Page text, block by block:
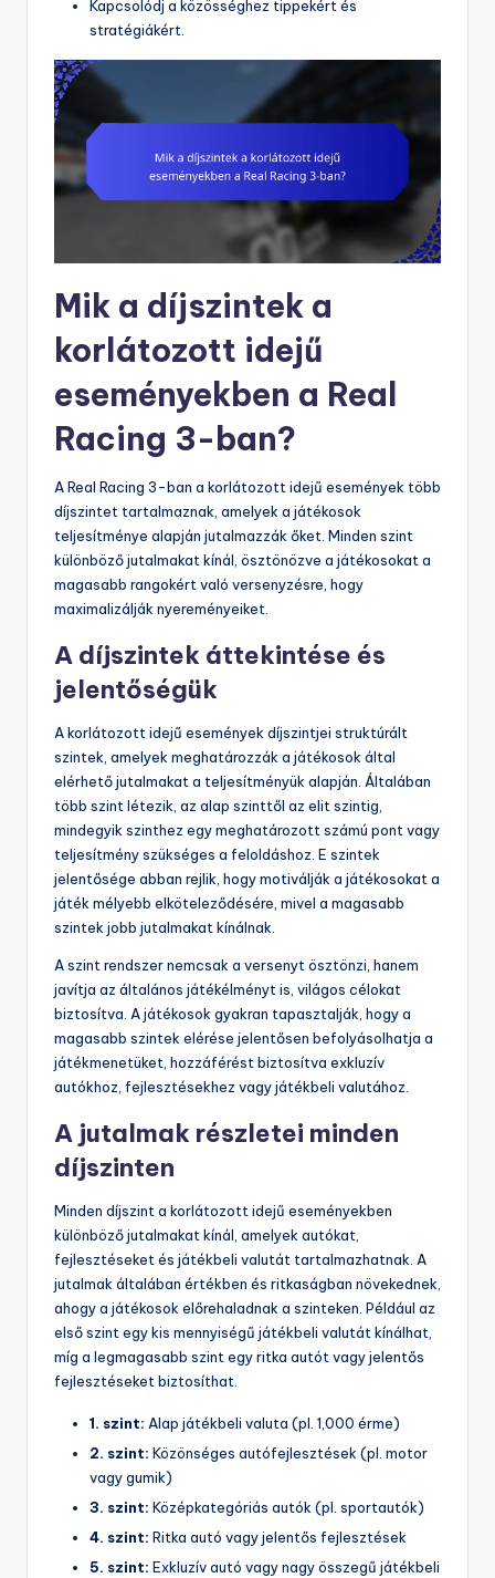
Kapcsolódj a közösséghez tippekért és
stratégiákért.
Mik a díjszintek a
korlátozott idejű
eseményekben a Real
Racing 3-ban?
A Real Racing 3-ban a korlátozott idejű események több
díjszintet tartalmaznak, amelyek a játékosok
teljesítménye alapján jutalmazzák őket. Minden szint
különböző jutalmakat kínál, ösztönözve a játékosokat a
magasabb rangokért való versenyzésre, hogy
maximalizálják nyereményeiket.
A díjszintek áttekintése és
jelentőségük
A korlátozott idejű események díjszintjei struktúrált
szintek, amelyek meghatározzák a játékosok által
elérhető jutalmakat a teljesítményük alapján. Általában
több szint létezik, az alap szinttől az elit szintig,
mindegyik szinthez egy meghatározott számú pont vagy
teljesítmény szükséges a feloldáshoz. E szintek
jelentősége abban rejlik, hogy motiválják a játékosokat a
játék mélyebb elköteleződésére, mivel a magasabb
szintek jobb jutalmakat kínálnak.
A szint rendszer nemcsak a versenyt ösztönzi, hanem
javítja az általános játékélményt is, világos célokat
biztosítva. A játékosok gyakran tapasztalják, hogy a
magasabb szintek elérése jelentősen befolyásolhatja a
játékmenetüket, hozzáférést biztosítva exkluzív
autókhoz, fejlesztésekhez vagy játékbeli valutához.
A jutalmak részletei minden
díjszinten
Minden díjszint a korlátozott idejű eseményekben
különböző jutalmakat kínál, amelyek autókat,
fejlesztéseket és játékbeli valutát tartalmazhatnak. A
jutalmak általában értékben és ritkaságban növekednek,
ahogy a játékosok előrehaladnak a szinteken. Például az
első szint egy kis mennyiségű játékbeli valutát kínálhat,
míg a legmagasabb szint egy ritka autót vagy jelentős
fejlesztéseket biztosíthat.
1. szint: Alap játékbeli valuta (pl. 1,000 érme)
2. szint: Közönséges autófejlesztések (pl. motor
vagy gumik)
3. szint: Középkategóriás autók (pl. sportautók)
4. szint: Ritka autó vagy jelentős fejlesztések
5. szint: Exkluzív autó vagy nagy összegű játékbeli